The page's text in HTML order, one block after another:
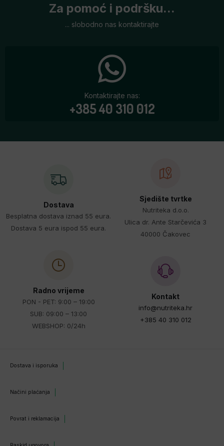
Za pomoć i podršku...
... slobodno nas kontaktirajte
Kontaktirajte nas:
+385 40 310 012
Dostava
Besplatna dostava iznad 55 eura.
Dostava 5 eura ispod 55 eura.
Sjedište tvrtke
Nutriteka d.o.o.
Ulica dr. Ante Starčevića 3
40000 Čakovec
Radno vrijeme
PON - PET: 9:00 – 19:00
SUB: 09:00 – 13:00
WEBSHOP: 0/24h
Kontakt
info@nutriteka.hr
+385 40 310 012
Dostava i isporuka
Načini plaćanja
Povrat i reklamacija